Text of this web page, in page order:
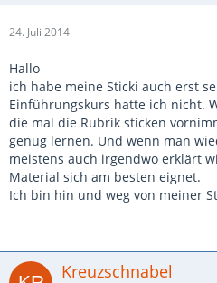
24. Juli 2014
Hallo
ich habe meine Sticki auch erst
Einführungskurs hatte ich nicht.
die mal die Rubrik sticken
genug lernen. Und wenn man
meistens auch irgendwo erklärt
Material sich am besten eignet.
Ich bin hin und weg von meiner
Kreuzschnabel